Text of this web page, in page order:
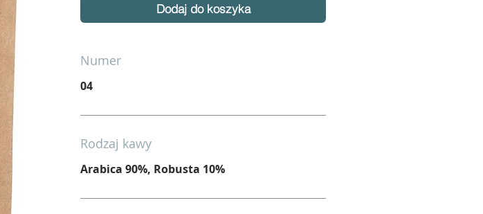
Dodaj do koszyka
Numer
04
Rodzaj kawy
Arabica 90%, Robusta 10%